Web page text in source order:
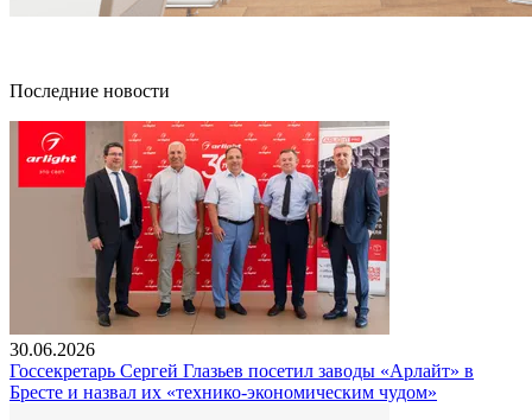
Последние новости
30.06.2026
Госсекретарь Сергей Глазьев посетил заводы «Арлайт» в
Бресте и назвал их «технико-экономическим чудом»